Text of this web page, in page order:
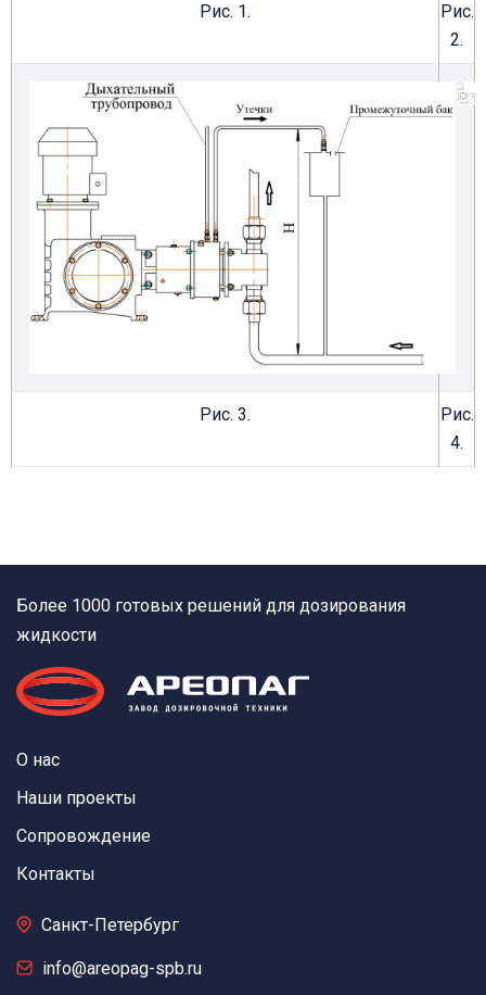
Рис. 1.
Рис.
2.
Рис. 3.
Рис.
4.
Более 1000 готовых решений для дозирования
жидкости
О нас
Наши проекты
Сопровождение
Контакты
Санкт-Петербург
info@areopag-spb.ru